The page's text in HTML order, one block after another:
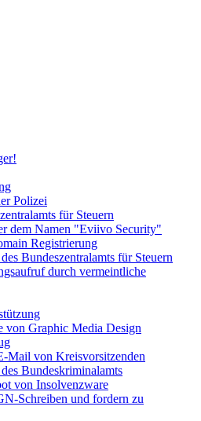
Polizei
für Steuern
dem Namen "Eviivo Security"
Registrierung
Bundeszentralamts für Steuern
durch vermeintliche
von Graphic Media Design
Mail von Kreisvorsitzenden
Bundeskriminalamts
von Insolvenzware
Schreiben und fordern zu